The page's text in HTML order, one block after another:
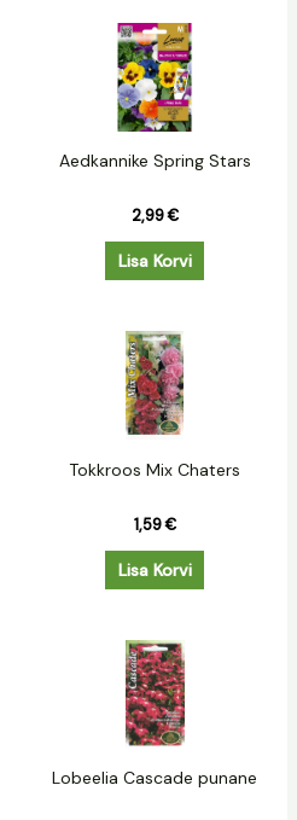
Aedkannike Spring Stars
2,99€
Lisa Korvi
Tokkroos Mix Chaters
1,59€
Lisa Korvi
Lobeelia Cascade punane